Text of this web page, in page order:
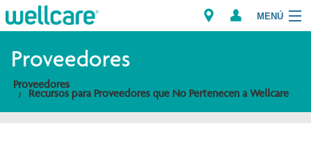
MENÚ
Explorar los Planes
Miembros
Proveedores
Proveedores
Recursos para Proveedores que No Pertenecen a Wellcare